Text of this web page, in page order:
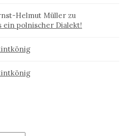
Helmut Müller zu
ein polnischer Dialekt!